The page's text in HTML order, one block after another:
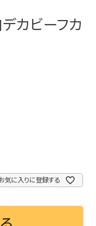
カビーフカ
気に入りに登録する